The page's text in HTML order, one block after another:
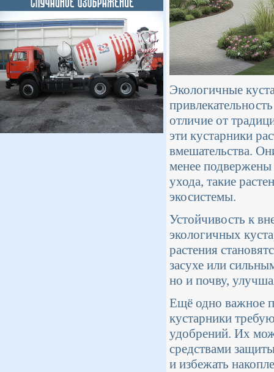
Экологичные
отличие от
эти кустарники
вмешательства.
менее подвержены
ухода, такие
экосистемы.
Устойчивость к
экологичных
растения
засухе или
но и почву,
Ещё одно важное
кустарники
удобрений. Их
средствами
и избежать